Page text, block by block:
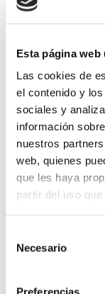
Esta página web
Las cookies de
el contenido y
sociales y
información
nuestros
web, quienes
que les haya
partir del uso
de cookies
Necesario
Preferencias
Los
alertan
arena
por
Con la llegada del
libre, los baños en
prolongada al sol.